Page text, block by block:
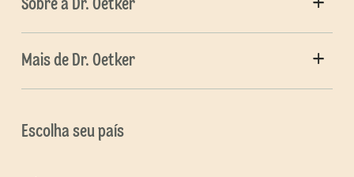
Sobre a Dr. Oetker
Mais de Dr. Oetker
Escolha seu país